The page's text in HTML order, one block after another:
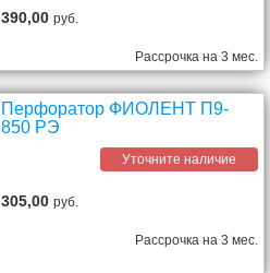
390,00руб.
Рассрочка на 3 мес.
Перфоратор ФИОЛЕНТ П9-
850 РЭ
Уточните наличие
305,00руб.
Рассрочка на 3 мес.